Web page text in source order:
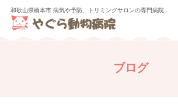
和歌山県橋本市 病気や予防、トリミングサロンの専門病院
ブログ